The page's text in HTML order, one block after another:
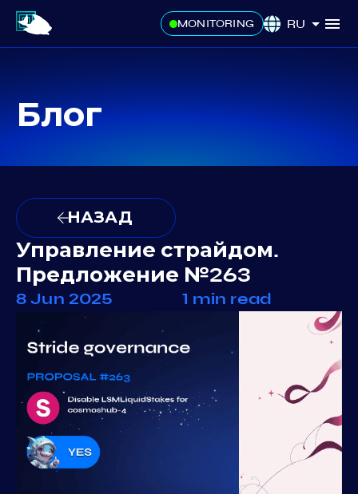
MONITORING RU
Блог
НАЗАД
Управление страйдом.
Предложение №263
8 Jun 2025 1 min read